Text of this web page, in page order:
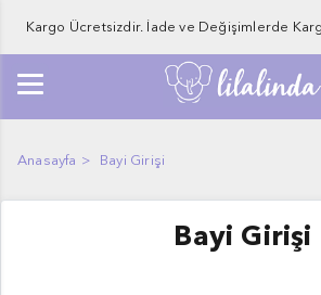
Kargo Ücretsizdir. İade ve Değişimlerde
Anasayfa Bayi Girişi
Bayi Girişi